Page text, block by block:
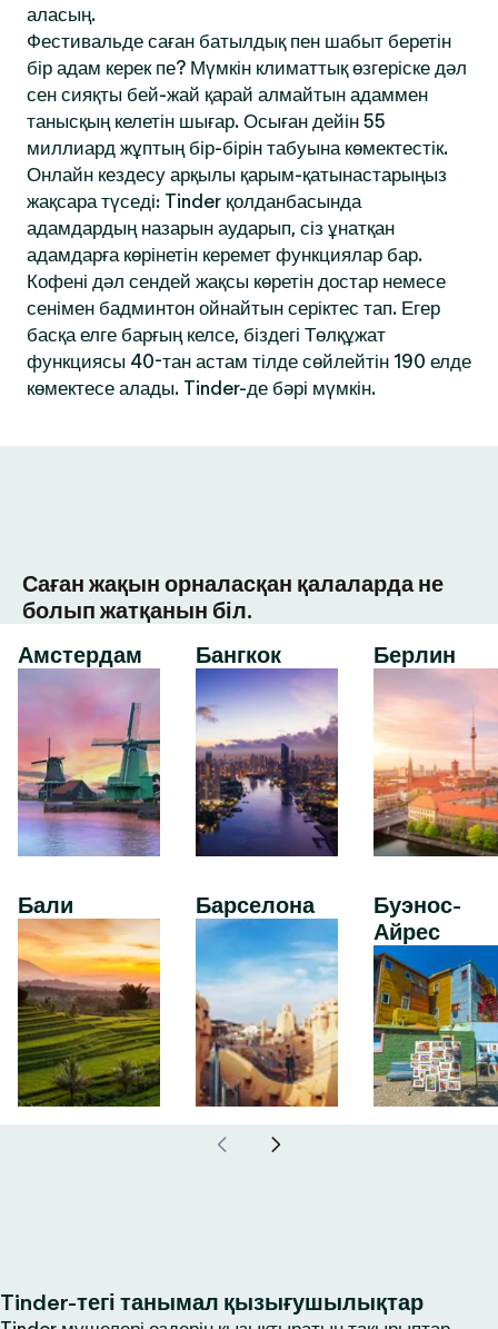
аласың.
Фестивальде саған батылдық пен шабыт беретін
бір адам керек пе? Мүмкін климаттық өзгеріске дәл
сен сияқты бей-жай қарай алмайтын адаммен
танысқың келетін шығар. Осыған дейін 55
миллиард жұптың бір-бірін табуына көмектестік.
Онлайн кездесу арқылы қарым-қатынастарыңыз
жақсара түседі: Tinder қолданбасында
адамдардың назарын аударып, сіз ұнатқан
адамдарға көрінетін керемет функциялар бар.
Кофені дәл сендей жақсы көретін достар немесе
сенімен бадминтон ойнайтын серіктес тап. Егер
басқа елге барғың келсе, біздегі Төлқұжат
функциясы 40-тан астам тілде сөйлейтін 190 елде
көмектесе алады. Tinder-де бәрі мүмкін.
Саған жақын орналасқан қалаларда не
болып жатқанын біл.
Амстердам
Бали
Бангкок
Барселона
Берлин
Буэнос-
Айрес
Tinder-тегі танымал қызығушылықтар